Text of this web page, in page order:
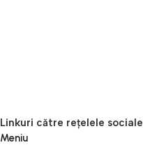
Linkuri către rețelele sociale
Meniu